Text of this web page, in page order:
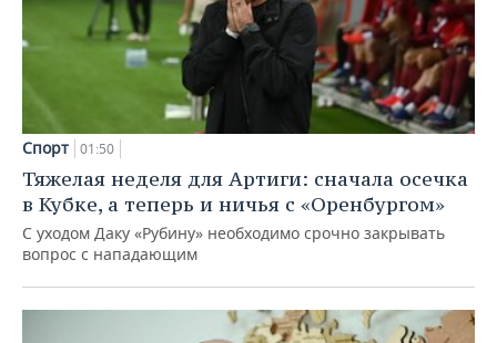
Спорт 01:50
Тяжелая неделя для Артиги: сначала осечка
в Кубке, а теперь и ничья с «Оренбургом»
С уходом Даку «Рубину» необходимо срочно закрывать
вопрос с нападающим